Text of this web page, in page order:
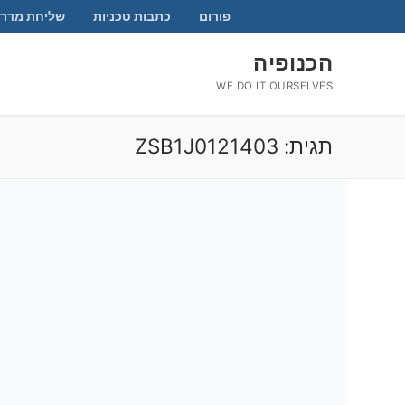
לתוכן
פורום כתבות טכניות שליחת
הכנופיה
WE DO IT OURSELVES
תגית: ZSB1J0121403